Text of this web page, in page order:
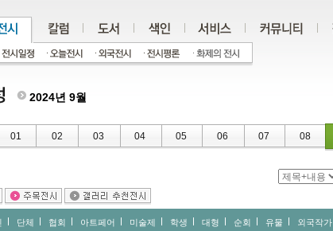
2024년 9월
01 02 03 04 05 06 07 08
단체 협회 아트페어 미술제 학생 대형 순회 유물 외국작가